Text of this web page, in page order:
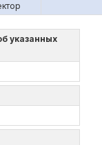
указанных